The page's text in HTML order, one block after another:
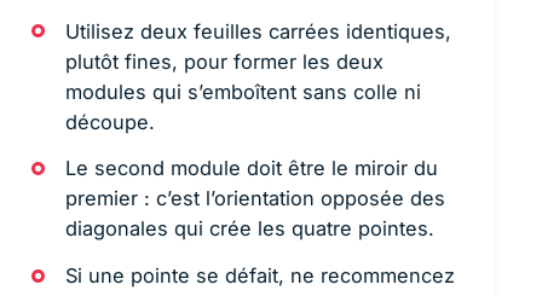
Utilisez deux feuilles carrées identiques,
plutôt fines, pour former les deux
modules qui s’emboîtent sans colle ni
découpe.
Le second module doit être le miroir du
premier : c’est l’orientation opposée des
diagonales qui crée les quatre pointes.
Si une pointe se défait, ne recommencez